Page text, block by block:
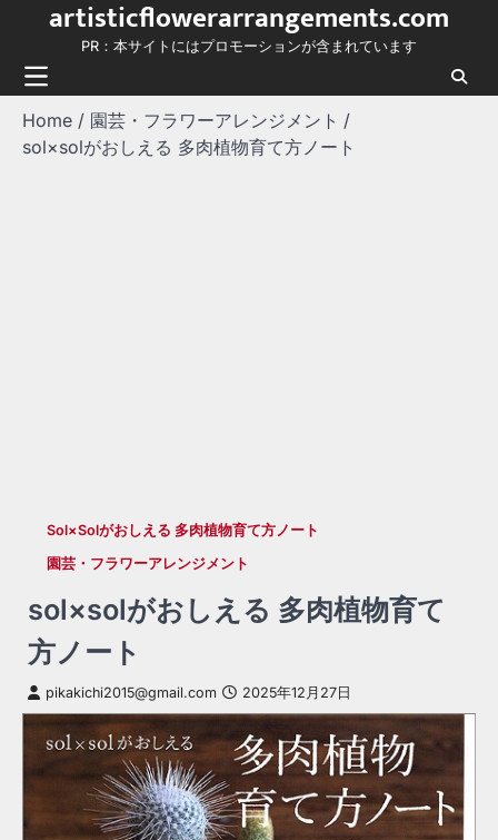
content
artisticflowerarrangements.com
PR：本サイトにはプロモーションが含まれています
Home
園芸・フラワーアレンジメント
sol×solがおしえる 多肉植物育て方ノート
Sol×solがおしえる 多肉植物育て方ノート
園芸・フラワーアレンジメント
sol×solがおしえる 多肉植物育て
方ノート
pikakichi2015@gmail.com 2025年12月27日